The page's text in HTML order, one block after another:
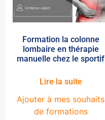
Formation la colonne
lombaire en thérapie
manuelle chez le sportif
Lire la suite
Ajouter à mes souhaits
de formations